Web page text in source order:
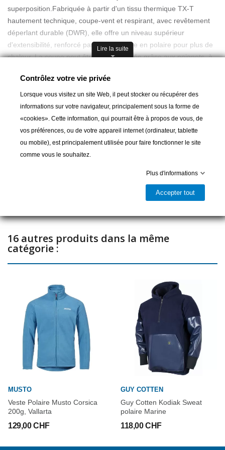
superposition.Fabriquée à partir d'un tissu thermique TX-T
hautement technique, coupe-vent et respirant, avec revêtement
déperlant durable (DWR), elle offre un niveau supérieur
d'extensibilité, renforcé par une doublure en polaire pour plus de
chaleur. La coupe peut être personnalisée grâce aux poignets, à
poches doublées en polaire et d'une poche poitrine accessible.
" Matière thermo-extensible avec revêtement DWR TX-T
" Membrane coupe-vent et respirante
" Coupe protectrice et entièrement réglable
" Poches doublées en polaire
" Système d'ajustement à oeillets autobloquants
Lire la suite
Ajouter au panier
16 autres produits dans la même
catégorie :
MUSTO
Veste Polaire Musto Corsica
200g, Vallarta
129,00 CHF
GUY COTTEN
Guy Cotten Kodiak Sweat
polaire Marine
118,00 CHF
Contrôlez votre vie privée
Lorsque vous visitez un site Web, il peut stocker ou récupérer des
informations sur votre navigateur, principalement sous la forme de
«cookies». Cette information, qui pourrait être à propos de vous, de
vos préférences, ou de votre appareil internet (ordinateur, tablette
ou mobile), est principalement utilisée pour faire fonctionner le site
comme vous le souhaitez.
Plus d'informations
Accepter tout